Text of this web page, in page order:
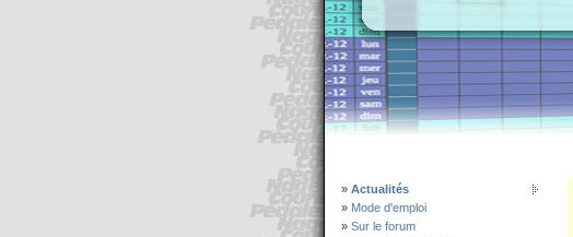
» Actualités
» Mode d'emploi
» Sur le forum